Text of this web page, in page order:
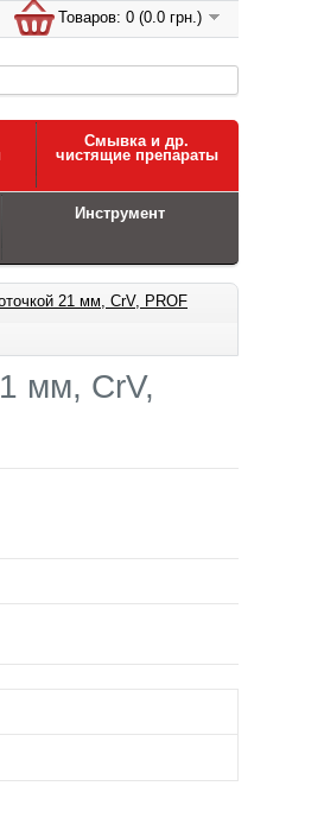
Товаров: 0 (0.0 грн.)
Смывка и др.
чистящие препараты
Инструмент
21 мм, CrV, PROF
мм, CrV,